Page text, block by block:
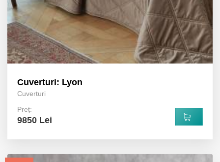
Cuverturi: Lyon
Cuverturi
Preț:
9850 Lei